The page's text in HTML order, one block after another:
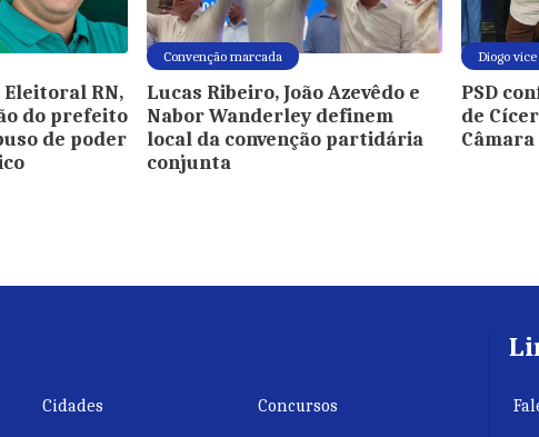
RN,
do prefeito
de poder
Convenção marcada
Lucas Ribeiro, João Azevêdo e
Nabor Wanderley definem
local da convenção partidária
conjunta
Diogo
PSD
de
Cidades Concursos